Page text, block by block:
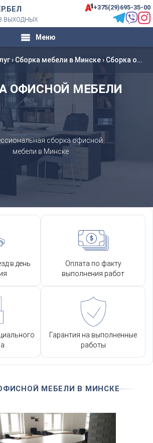
ВЫХОДНЫХ
+375(29)695-35-00
Меню
› Сборка мебели в Минске› Сборка офисной мебели
ОФИСНОЙ МЕБЕЛИ
сборка офисной
мебели в Минске
в день
Оплата по факту
выполнения работ
Гарантия на выполненные
работы
МЕБЕЛИ В МИНСКЕ